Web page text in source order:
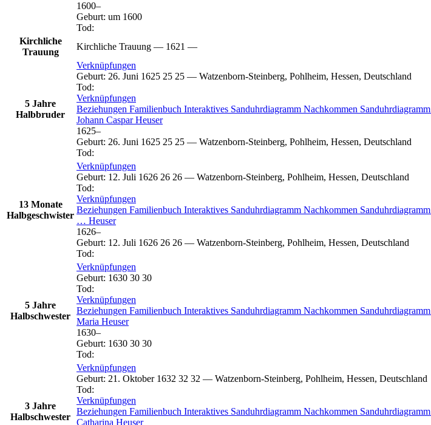
1600–
Geburt: um 1600
Tod:
Kirchliche
Trauung
Kirchliche Trauung — 1621 —
5 Jahre
Halbbruder
Verknüpfungen
Geburt: 26. Juni 1625 25 25 — Watzenborn-Steinberg, Pohlheim, Hessen, Deutschland
Tod:
Verknüpfungen
Beziehungen Familienbuch Interaktives Sanduhrdiagramm Nachkommen Sanduhrdiagramm
Johann CasparHeuser
1625–
Geburt: 26. Juni 1625 25 25 — Watzenborn-Steinberg, Pohlheim, Hessen, Deutschland
Tod:
13 Monate
Halbgeschwister
Verknüpfungen
Geburt: 12. Juli 1626 26 26 — Watzenborn-Steinberg, Pohlheim, Hessen, Deutschland
Tod:
Verknüpfungen
Beziehungen Familienbuch Interaktives Sanduhrdiagramm Nachkommen Sanduhrdiagramm
… Heuser
1626–
Geburt: 12. Juli 1626 26 26 — Watzenborn-Steinberg, Pohlheim, Hessen, Deutschland
Tod:
5 Jahre
Halbschwester
Verknüpfungen
Geburt: 1630 30 30
Tod:
Verknüpfungen
Beziehungen Familienbuch Interaktives Sanduhrdiagramm Nachkommen Sanduhrdiagramm
Maria Heuser
1630–
Geburt: 1630 30 30
Tod:
3 Jahre
Halbschwester
Verknüpfungen
Geburt: 21. Oktober 1632 32 32 — Watzenborn-Steinberg, Pohlheim, Hessen, Deutschland
Tod:
Verknüpfungen
Beziehungen Familienbuch Interaktives Sanduhrdiagramm Nachkommen Sanduhrdiagramm
Catharina Heuser